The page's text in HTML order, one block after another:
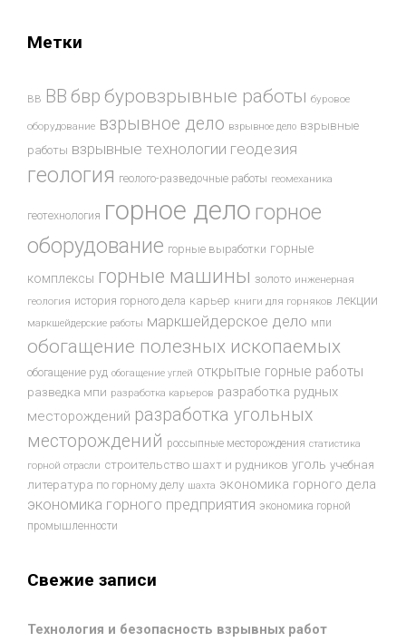
Метки
ВВ ВВ бвр буровзрывные работы буровое
оборудование взрывное дело взрывное дело взрывные
работы взрывные технологии геодезия
геология геолого-разведочные работы геомеханика
геотехнология горное дело горное
оборудование горные выработки горные
комплексы горные машины золото инженерная
геология история горного дела карьер книги для горняков лекции
маркшейдерские работы маркшейдерское дело мпи
обогащение полезных ископаемых
обогащение руд обогащение углей открытые горные работы
разведка мпи разработка карьеров разработка рудных
месторождений разработка угольных
месторождений россыпные месторождения статистика
горной отрасли строительство шахт и рудников уголь учебная
литература по горному делу шахта экономика горного дела
экономика горного предприятия экономика горной
промышленности
Свежие записи
Технология и безопасность взрывных работ